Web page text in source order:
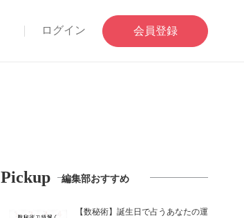
ログイン 会員登録
Pickup 編集部おすすめ
【数秘術】誕生日で占うあなたの運